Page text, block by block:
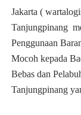
Jakarta (
Tanjungpinang
Penggunaan
Mocoh kepada
Bebas dan
Tanjungpinang